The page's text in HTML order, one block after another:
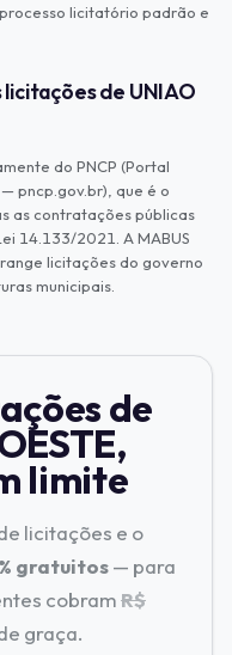
licitatório padrão e
de UNIAO
do PNCP (Portal
pncp.gov.br), que é o
as contratações públicas
14.133/2021. A MABUS
licitações do governo
municipais.
de
limite
licitações e o
gratuitos— para
cobramR$
graça.